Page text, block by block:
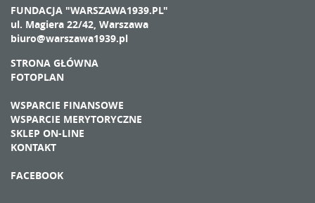
FUNDACJA "WARSZAWA1939.PL"
ul. Magiera 22/42, Warszawa
biuro@warszawa1939.pl
STRONA GŁÓWNA
FOTOPLAN
WSPARCIE FINANSOWE
WSPARCIE MERYTORYCZNE
SKLEP ON-LINE
KONTAKT
FACEBOOK